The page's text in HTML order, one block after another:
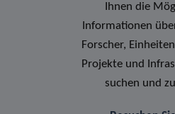
Ihnen die
Informationen
Forscher,
Projekte und
suchen und